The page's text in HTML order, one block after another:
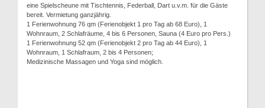
eine Spielscheune mit Tischtennis, Federball, Dart u.v.m. für die Gäste
bereit. Vermietung ganzjährig.
1 Ferienwohnung 76 qm (Ferienobjekt 1 pro Tag ab 68 Euro), 1
Wohnraum, 2 Schlafräume, 4 bis 6 Personen, Sauna (4 Euro pro Pers.)
1 Ferienwohnung 52 qm (Ferienobjekt 2 pro Tag ab 44 Euro), 1
Wohnraum, 1 Schlafraum, 2 bis 4 Personen;
Medizinische Massagen und Yoga sind möglich.